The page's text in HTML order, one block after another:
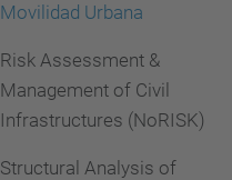
Movilidad Urbana
Risk Assessment &
Management of Civil
Infrastructures (NoRISK)
Structural Analysis of